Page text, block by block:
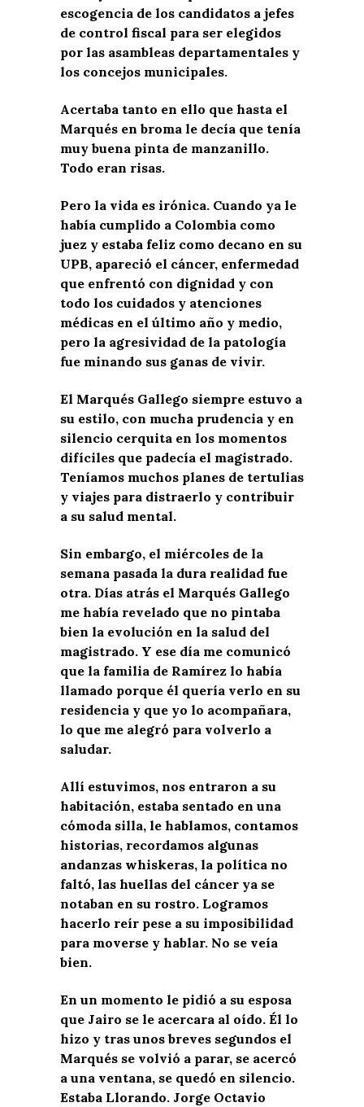
escogencia de los candidatos a jefes
de control fiscal para ser elegidos
por las asambleas departamentales y
los concejos municipales.
Acertaba tanto en ello que hasta el
Marqués en broma le decía que tenía
muy buena pinta de manzanillo.
Todo eran risas.
Pero la vida es irónica. Cuando ya le
había cumplido a Colombia como
juez y estaba feliz como decano en su
UPB, apareció el cáncer, enfermedad
que enfrentó con dignidad y con
todo los cuidados y atenciones
médicas en el último año y medio,
pero la agresividad de la patología
fue minando sus ganas de vivir.
El Marqués Gallego siempre estuvo a
su estilo, con mucha prudencia y en
silencio cerquita en los momentos
difíciles que padecía el magistrado.
Teníamos muchos planes de tertulias
y viajes para distraerlo y contribuir
a su salud mental.
Sin embargo, el miércoles de la
semana pasada la dura realidad fue
otra. Días atrás el Marqués Gallego
me había revelado que no pintaba
bien la evolución en la salud del
magistrado. Y ese día me comunicó
que la familia de Ramírez lo había
llamado porque él quería verlo en su
residencia y que yo lo acompañara,
lo que me alegró para volverlo a
saludar.
Allí estuvimos, nos entraron a su
habitación, estaba sentado en una
cómoda silla, le hablamos, contamos
historias, recordamos algunas
andanzas whiskeras, la política no
faltó, las huellas del cáncer ya se
notaban en su rostro. Logramos
hacerlo reír pese a su imposibilidad
para moverse y hablar. No se veía
bien.
En un momento le pidió a su esposa
que Jairo se le acercara al oído. Él lo
hizo y tras unos breves segundos el
Marqués se volvió a parar, se acercó
a una ventana, se quedó en silencio.
Estaba Llorando. Jorge Octavio